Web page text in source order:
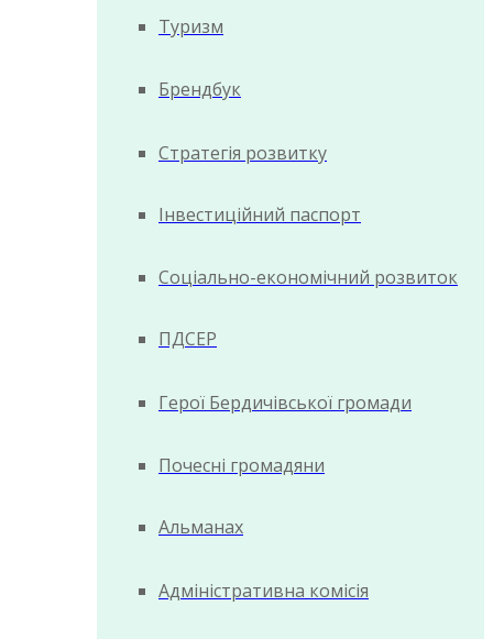
Туризм
Брендбук
Стратегія розвитку
Інвестиційний паспорт
Соціально-економічний розвиток
ПДСЕР
Герої Бердичівської громади
Почесні громадяни
Альманах
Адміністративна комісія